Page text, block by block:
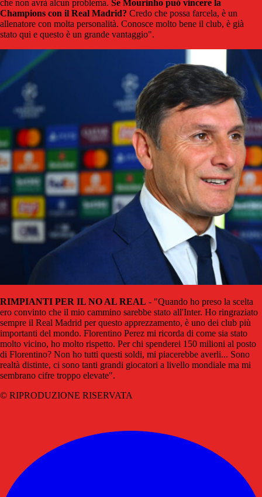
che non avrà alcun problema. Se Mourinho può vincere la
Champions con il Real Madrid? Credo che possa farcela, è un
allenatore con molta personalità. Conosce molto bene il club, è già
stato qui e questo è un grande vantaggio".
RIMPIANTI PER IL NO AL REAL - "Quando ho preso la scelta
ero convinto che il mio cammino sarebbe stato all'Inter. Ho ringraziato
sempre il Real Madrid per questo apprezzamento, è uno dei club più
importanti del mondo. Florentino Perez mi ricorda di come sia stato
molto vicino, ho molto rispetto. Per chi spenderei 150 milioni al posto
di Florentino? Non ho tutti questi soldi, mi piacerebbe averli... Sono
realtà distinte, ci sono tanti grandi giocatori a livello mondiale ma mi
sembrano cifre troppo elevate".
© RIPRODUZIONE RISERVATA